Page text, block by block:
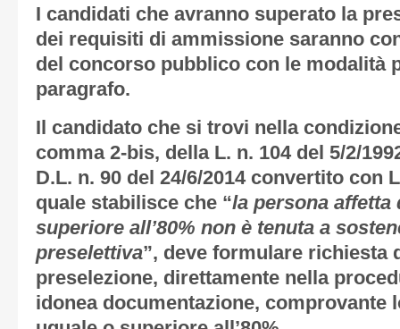
I candidati che avranno superato la
dei requisiti di ammissione saranno
del concorso pubblico con le modalità
paragrafo.
Il candidato che si trovi nella
comma 2-bis, della L. n. 104 del 5/2/
D.L. n. 90 del 24/6/2014 convertito con
quale stabilisce che “la persona affetta
superiore all’80% non è tenuta a
preselettiva”, deve formulare richiesta
preselezione, direttamente nella
idonea documentazione, comprovante